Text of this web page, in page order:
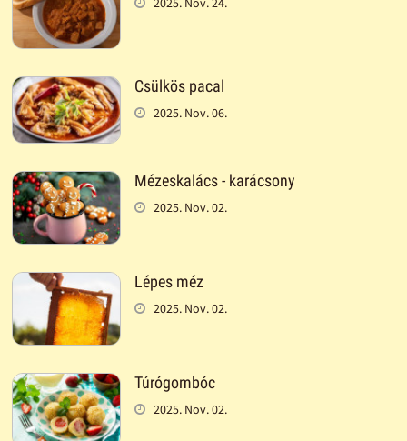
Csülkös pacal
2025. Nov. 06.
Mézeskalács - karácsony
2025. Nov. 02.
Lépes méz
2025. Nov. 02.
Túrógombóc
2025. Nov. 02.